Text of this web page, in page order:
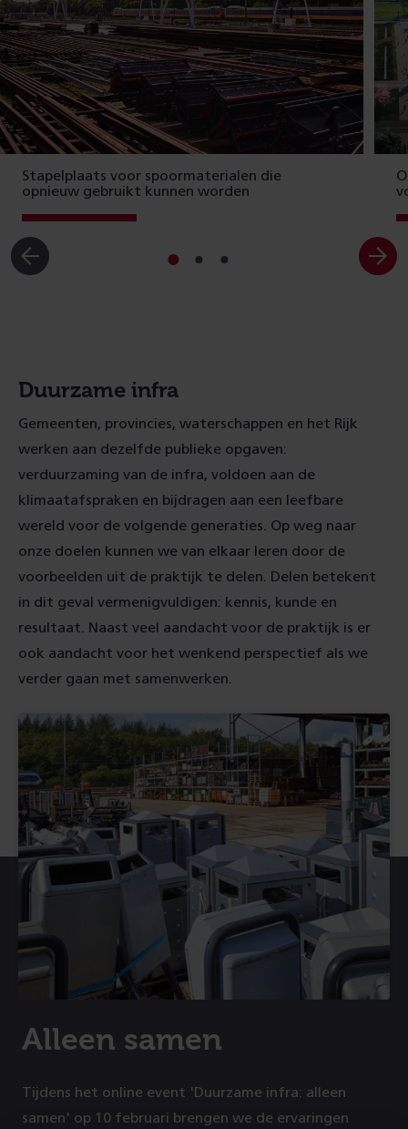
Stapelplaats voor spoormaterialen die
opnieuw gebruikt kunnen worden
Ga
Ga
Ga
Duurzame infra
Gemeenten, provincies, waterschappen en het Rijk
werken aan dezelfde publieke opgaven:
verduurzaming van de infra, voldoen aan de
klimaatafspraken en bijdragen aan een leefbare
wereld voor de volgende generaties. Op weg naar
onze doelen kunnen we van elkaar leren door de
voorbeelden uit de praktijk te delen. Delen betekent
in dit geval vermenigvuldigen: kennis, kunde en
resultaat. Naast veel aandacht voor de praktijk is er
ook aandacht voor het wenkend perspectief als we
verder gaan met samenwerken.
Alleen samen
Tijdens het online event 'Duurzame infra: alleen
samen' op 10 februari brengen we de ervaringen